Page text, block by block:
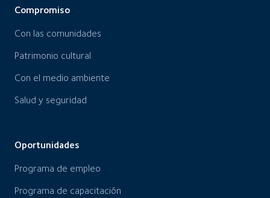
Compromiso
Con las comunidades
Patrimonio cultural
Con el medio ambiente
Salud y seguridad
Oportunidades
Programa de empleo
Programa de capacitación